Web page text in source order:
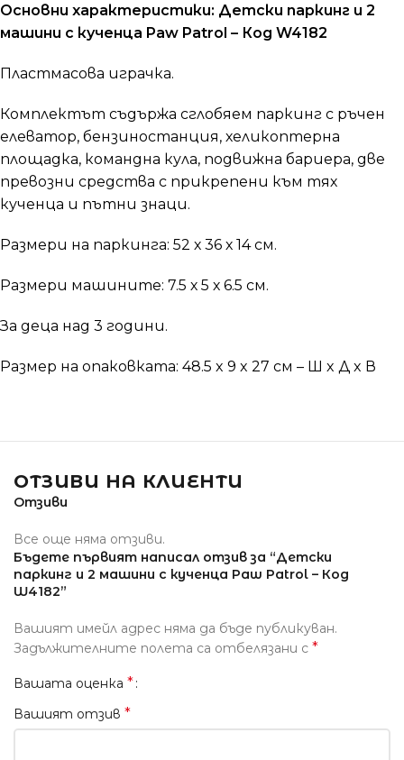
Основни характеристики: Детски паркинг и 2
машини с кученца Paw Patrol – Код W4182
Пластмасова играчка.
Комплектът съдържа сглобяем паркинг с ръчен
елеватор, бензиностанция, хеликоптерна
площадка, командна кула, подвижна бариера, две
превозни средства с прикрепени към тях
кученца и пътни знаци.
Размери на паркинга: 52 х 36 х 14 см.
Размери машините: 7.5 х 5 х 6.5 см.
За деца над 3 години.
Размер на опаковката: 48.5 x 9 x 27 см – Ш x Д x В
ОТЗИВИ НА КЛИЕНТИ
Отзиви
Все още няма отзиви.
Бъдете първият написал отзив за “Детски
паркинг и 2 машини с кученца Paw Patrol – Код
W4182”
Вашият имейл адрес няма да бъде публикуван.
Задължителните полета са отбелязани с *
Вашата оценка *
Вашият отзив *